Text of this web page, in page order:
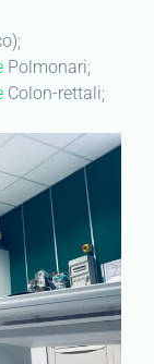
Polmonari;
Colon-rettali;